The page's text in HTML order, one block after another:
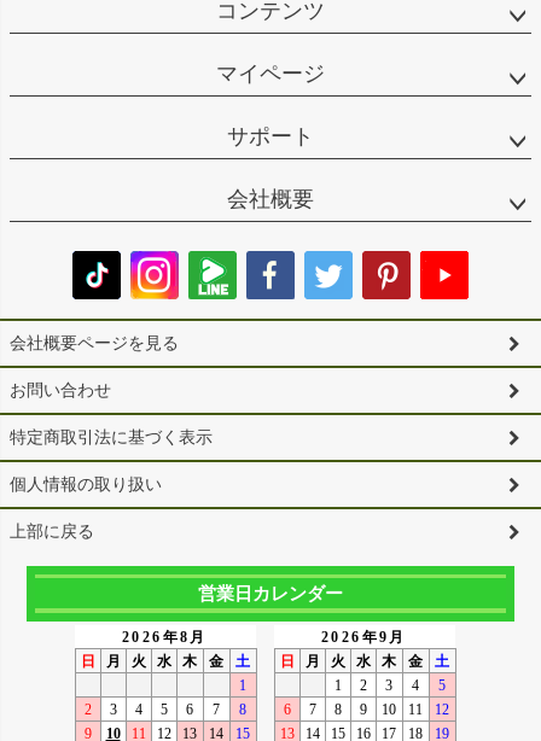
コンテンツ
マイページ
サポート
会社概要
会社概要ページを見る
お問い合わせ
特定商取引法に基づく表示
個人情報の取り扱い
上部に戻る
営業日カレンダー